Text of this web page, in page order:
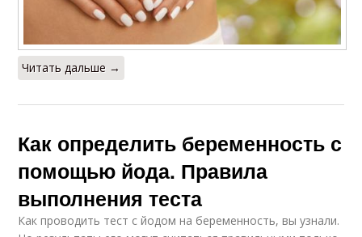
Читать дальше →
Как определить беременность с
помощью йода. Правила
выполнения теста
Как проводить тест с йодом на беременность, вы узнали.